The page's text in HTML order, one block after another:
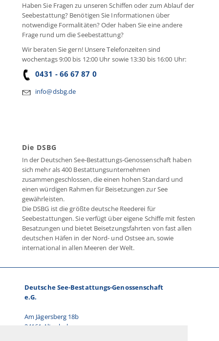
Haben Sie Fragen zu unseren Schiffen oder zum Ablauf der
Seebestattung? Benötigen Sie Informationen über
notwendige Formalitäten? Oder haben Sie eine andere
Frage rund um die Seebestattung?
Wir beraten Sie gern! Unsere Telefonzeiten sind
wochentags 9:00 bis 12:00 Uhr sowie 13:30 bis 16:00 Uhr:
0431 - 66 67 87 0
info@dsbg.de
Die DSBG
In der Deutschen See-Bestattungs-Genossenschaft haben
sich mehr als 400 Bestattungsunternehmen
zusammengeschlossen, die einen hohen Standard und
einen würdigen Rahmen für Beisetzungen zur See
gewährleisten.
Die DSBG ist die größte deutsche Reederei für
Seebestattungen. Sie verfügt über eigene Schiffe mit festen
Besatzungen und bietet Beisetzungsfahrten von fast allen
deutschen Häfen in der Nord- und Ostsee an, sowie
international in allen Meeren der Welt.
Deutsche See-Bestattungs-Genossenschaft
e.G.
Am Jägersberg 18b
24161 Altenholz